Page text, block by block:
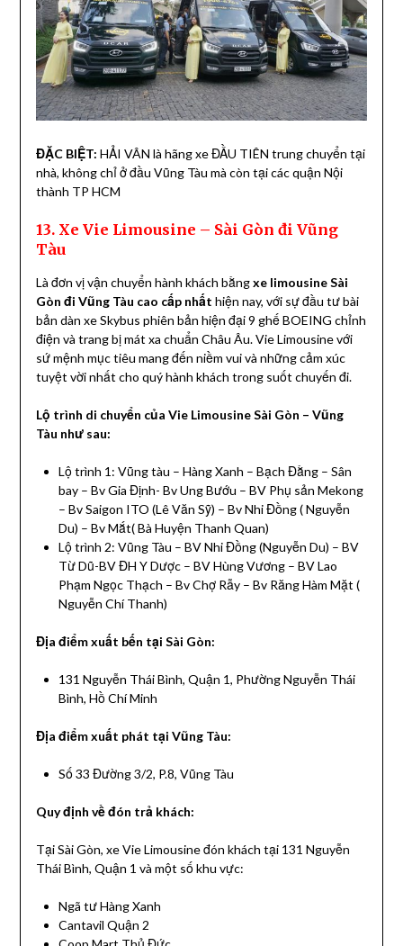
ĐẶC BIỆT: HẢI VÂN là hãng xe ĐẦU TIÊN trung chuyển tại
nhà, không chỉ ở đầu Vũng Tàu mà còn tại các quận Nội
thành TP HCM
13. Xe Vie Limousine – Sài Gòn đi Vũng
Tàu
Là đơn vị vận chuyển hành khách bằngxe limousine Sài
Gòn đi Vũng Tàu cao cấp nhất hiện nay, với sự đầu tư bài
bản dàn xe Skybus phiên bản hiện đại 9 ghế BOEING chỉnh
điện và trang bị mát xa chuẩn Châu Âu. Vie Limousine với
sứ mệnh mục tiêu mang đến niềm vui và những cảm xúc
tuyệt vời nhất cho quý hành khách trong suốt chuyến đi.
Lộ trình di chuyển của Vie Limousine Sài Gòn – Vũng
Tàu như sau:
Lộ trình 1: Vũng tàu – Hàng Xanh – Bạch Đằng – Sân
bay – Bv Gia Định- Bv Ung Bướu – BV Phụ sản Mekong
– Bv Saigon ITO (Lê Văn Sỹ) – Bv Nhi Đồng ( Nguyễn
Du) – Bv Mắt( Bà Huyện Thanh Quan)
Lộ trình 2: Vũng Tàu – BV Nhi Đồng (Nguyễn Du) – BV
Từ Dũ-BV ĐH Y Dược – BV Hùng Vương – BV Lao
Phạm Ngọc Thạch – Bv Chợ Rẫy – Bv Răng Hàm Mặt (
Nguyễn Chí Thanh)
Địa điểm xuất bến tại Sài Gòn:
131 Nguyễn Thái Bình, Quận 1, Phường Nguyễn Thái
Bình, Hồ Chí Minh
Địa điểm xuất phát tại Vũng Tàu:
Số 33 Đường 3/2, P.8, Vũng Tàu
Quy định về đón trả khách:
Tại Sài Gòn, xe Vie Limousine đón khách tại 131 Nguyễn
Thái Bình, Quận 1 và một số khu vực:
Ngã tư Hàng Xanh
Cantavil Quận 2